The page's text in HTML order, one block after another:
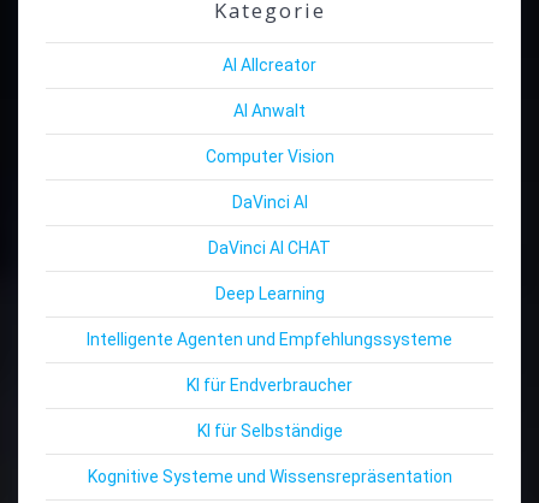
Kategorie
AI Allcreator
AI Anwalt
Computer Vision
DaVinci AI
DaVinci AI CHAT
Deep Learning
Intelligente Agenten und Empfehlungssysteme
KI für Endverbraucher
KI für Selbständige
Kognitive Systeme und Wissensrepräsentation